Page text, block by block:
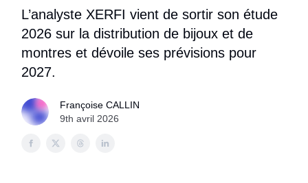
L’analyste XERFI vient de sortir son étude
2026 sur la distribution de bijoux et de
montres et dévoile ses prévisions pour
2027.
Françoise CALLIN
9th avril 2026